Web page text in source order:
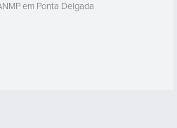
em Ponta Delgada